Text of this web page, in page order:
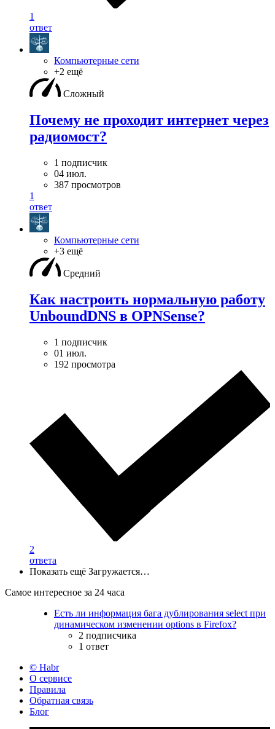
1
ответ
Компьютерные сети
+2 ещё
Сложный
Почему не проходит интернет через
радиомост?
1 подписчик
04 июл.
387 просмотров
1
ответ
Компьютерные сети
+3 ещё
Средний
Как настроить нормальную работу
UnboundDNS в OPNSense?
1 подписчик
01 июл.
192 просмотра
2
ответа
Показать ещё Загружается…
Самое интересное за 24 часа
Есть ли информация бага дублирования select при
динамическом изменении options в Firefox?
2 подписчика
1 ответ
© Habr
О сервисе
Правила
Обратная связь
Блог